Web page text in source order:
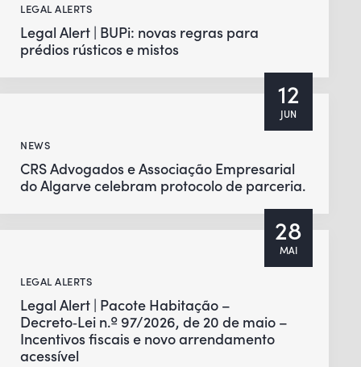
LEGAL ALERTS
Legal Alert | BUPi: novas regras para
prédios rústicos e mistos
12
JUN
NEWS
CRS Advogados e Associação Empresarial
do Algarve celebram protocolo de parceria.
28
MAI
LEGAL ALERTS
Legal Alert | Pacote Habitação –
Decreto‑Lei n.º 97/2026, de 20 de maio –
Incentivos fiscais e novo arrendamento
acessível